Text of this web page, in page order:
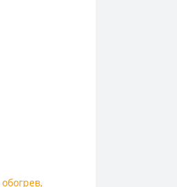
обогрев,